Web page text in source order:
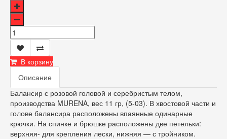
В корзину
Описание
Балансир с розовой головой и серебристым телом,
производства MURENA, вес 11 гр, (5-03). В хвостовой части и
голове балансира расположены впаянные одинарные
крючки. На спинке и брюшке расположены две петельки:
верхняя- для крепления лески, нижняя — с тройником.